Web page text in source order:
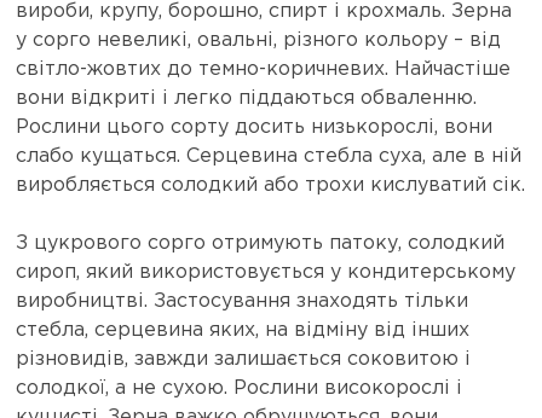
вироби, крупу, борошно, спирт і крохмаль. Зерна
у сорго невеликі, овальні, різного кольору – від
світло-жовтих до темно-коричневих. Найчастіше
вони відкриті і легко піддаються обваленню.
Рослини цього сорту досить низькорослі, вони
слабо кущаться. Серцевина стебла суха, але в ній
виробляється солодкий або трохи кислуватий сік.
З цукрового сорго отримують патоку, солодкий
сироп, який використовується у кондитерському
виробництві. Застосування знаходять тільки
стебла, серцевина яких, на відміну від інших
різновидів, завжди залишається соковитою і
солодкої, а не сухою. Рослини високорослі і